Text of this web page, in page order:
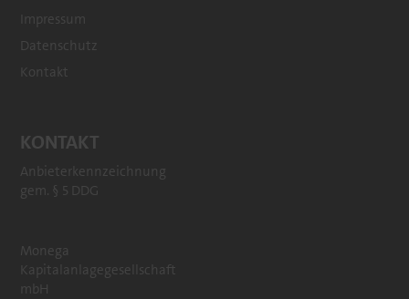
Impressum
Datenschutz
Kontakt
KONTAKT
Anbieterkennzeichnung
gem. § 5 DDG
Monega
Kapitalanlagegesellschaft
mbH